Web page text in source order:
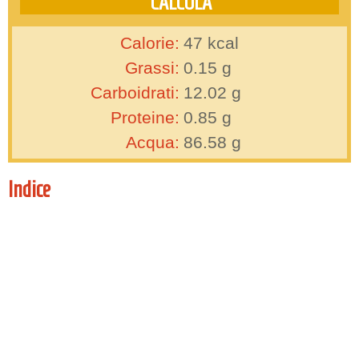
Calorie: 47 kcal
Grassi: 0.15 g
Carboidrati: 12.02 g
Proteine: 0.85 g
Acqua: 86.58 g
Indice